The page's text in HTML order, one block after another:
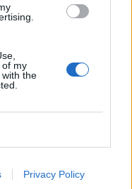
of my
the
Privacy Policy
συνοριακούς
δάνεια το 2026
των